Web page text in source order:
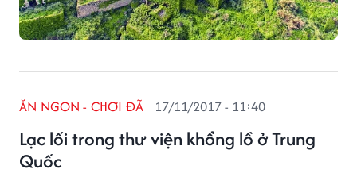
Lạc lối trong thư viện khổng lồ ở Trung
Quốc
ĂN NGON - CHƠI ĐÃ 17/11/2017 - 11:40